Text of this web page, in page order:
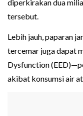
diperkirakan dua
tersebut.
Lebih jauh, paparan
tercemar juga dapat
Dysfunction
akibat konsumsi air